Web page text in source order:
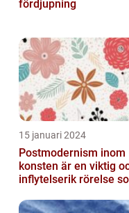
fördjupning
15 januari 2024
Postmodernism inom
konsten är en viktig
inflytelserik rörelse
normer o...